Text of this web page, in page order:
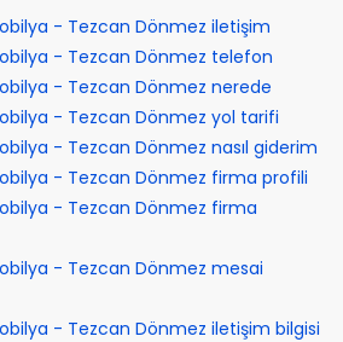
- Tezcan Dönmez iletişim
- Tezcan Dönmez telefon
- Tezcan Dönmez nerede
- Tezcan Dönmez yol tarifi
- Tezcan Dönmez nasıl giderim
- Tezcan Dönmez firma profili
- Tezcan Dönmez firma
- Tezcan Dönmez mesai
- Tezcan Dönmez iletişim bilgisi